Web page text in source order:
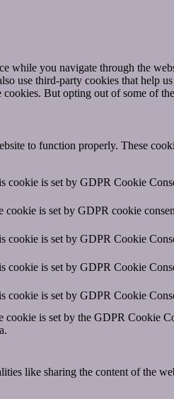
while you navigate through the
use third-party cookies that help
But opting out of some of
to function properly. These
cookie is set by GDPR Cookie
cookie is set by GDPR cookie
cookie is set by GDPR Cookie
cookie is set by GDPR Cookie
cookie is set by GDPR Cookie
cookie is set by the GDPR Cookie
like sharing the content of the